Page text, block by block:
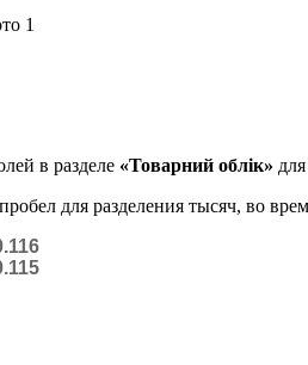
в разделе «Товарний облік»
для разделения тысяч, во